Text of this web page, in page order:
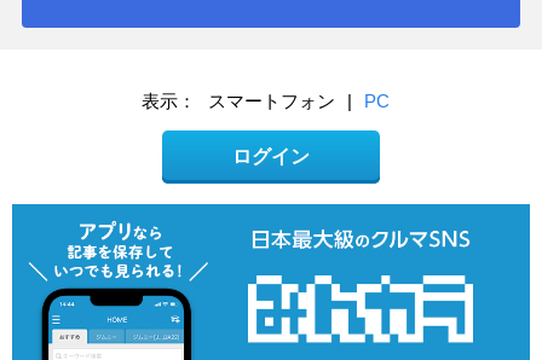
表示： スマートフォン | PC
ログイン